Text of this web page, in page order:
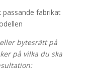
passande fabrikat
bytesrätt på
på vilka du ska